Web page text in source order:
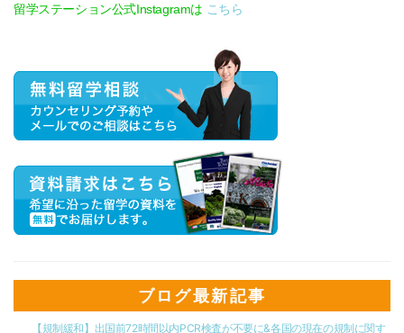
留学ステーション公式Instagramは こちら
ブログ最新記事
【規制緩和】出国前72時間以内PCR検査が不要に&各国の現在の規制に関す